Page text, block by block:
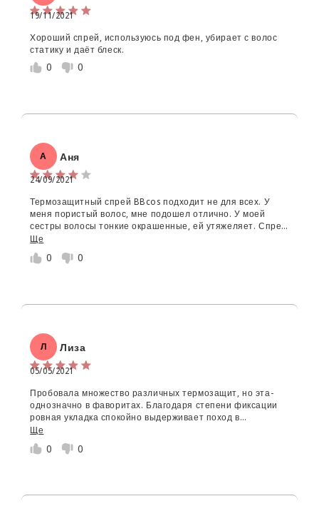
Ім'я *
Email
Текст відгуку (не менш 50 символів) *
Додайте деталей до відгуку щоб отримати знижку
5%
Скасувати
19/11/2021
Хороший спрей, используюсь под фен, убирает с волос
статику и даёт блеск.
0 0
А Аня
24/09/2021
Термозащитный спрей BBcos подходит не для всех. У
меня пористый волос, мне подошел отлично. У моей
сестры волосы тонкие окрашенные, ей утяжеляет. Спрей
придает блеск волосам, убирает статику, не так
электризуются, но как термозащита не уверенна, что
работает на 100.
Ще
0 0
Л Лиза
05/05/2021
Пробовала множество различных термозащит, но эта-
однозначно в фаворитах. Благодаря степени фиксации
ровная укладка спокойно выдерживает поход в
дождливую или же ветреную погоду. При этом волос не
пушится, становится смягчённый и блестящий.
Ще
0 0